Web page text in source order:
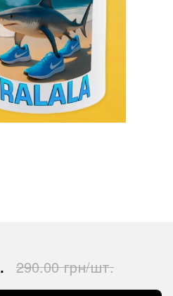
290.00 грн/шт.